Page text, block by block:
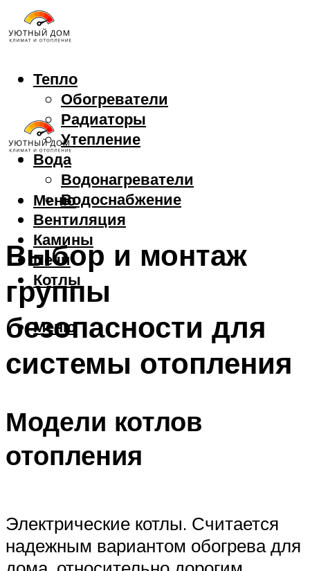
Тепло
Обогреватели
Радиаторы
Утепление
Вода
Водонагреватели
Водоснабжение
Вентиляция
Камины
Печи
Котлы
Меню
Меню
Выбор и монтаж
группы
безопасности для
системы отопления
Модели котлов
отопления
Электрические котлы. Считается
надежным вариантом обогрева для